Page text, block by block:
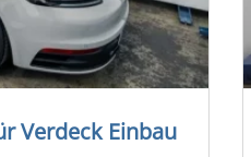
Verdeck Einbau